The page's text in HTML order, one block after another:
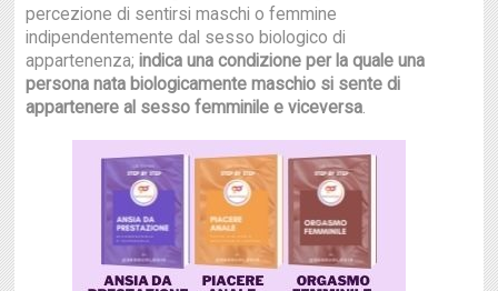
percezione di sentirsi maschi o femmine
indipendentemente dal sesso biologico di
appartenenza;indica una condizione per la quale una
persona nata biologicamente maschio si sente di
appartenere al sesso femminile e viceversa.